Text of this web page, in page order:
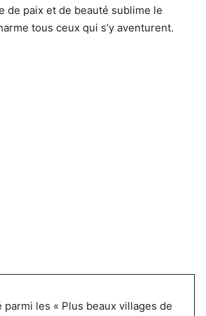
de paix et de beauté sublime le
tous ceux qui s’y aventurent.
les « Plus beaux villages de